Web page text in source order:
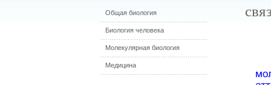
Общая биология
Биология человека
Молекулярная биология
Медицина